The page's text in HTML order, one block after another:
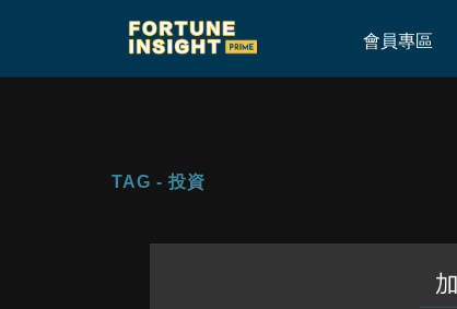
會員專區
Page 4
TAG - 投資